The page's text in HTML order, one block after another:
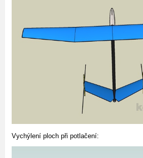
Vychýlení ploch při potlačení: